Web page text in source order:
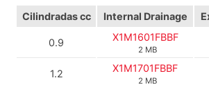
Cilindradas cc Internal Drainage
0.9 X1M1601FBBF
2 MB
1.2 X1M1701FBBF
2 MB